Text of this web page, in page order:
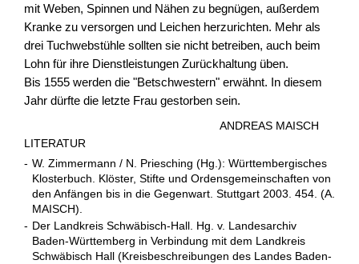
mit Weben, Spinnen und Nähen zu begnügen, außerdem
Kranke zu versorgen und Leichen herzurichten. Mehr als
drei Tuchwebstühle sollten sie nicht betreiben, auch beim
Lohn für ihre Dienstleistungen Zurückhaltung üben.
Bis 1555 werden die "Betschwestern" erwähnt. In diesem
Jahr dürfte die letzte Frau gestorben sein.
ANDREAS MAISCH
LITERATUR
- W. Zimmermann / N. Priesching (Hg.): Württembergisches
Klosterbuch. Klöster, Stifte und Ordensgemeinschaften von
den Anfängen bis in die Gegenwart. Stuttgart 2003. 454. (A.
MAISCH).
- Der Landkreis Schwäbisch-Hall. Hg. v. Landesarchiv
Baden-Württemberg in Verbindung mit dem Landkreis
Schwäbisch Hall (Kreisbeschreibungen des Landes Baden-